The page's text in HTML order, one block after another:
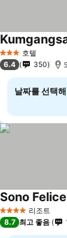
3 성급 호텔
6.4 350
날짜를 선택
4 성급 리조트
Sono
8.7 최고 좋음